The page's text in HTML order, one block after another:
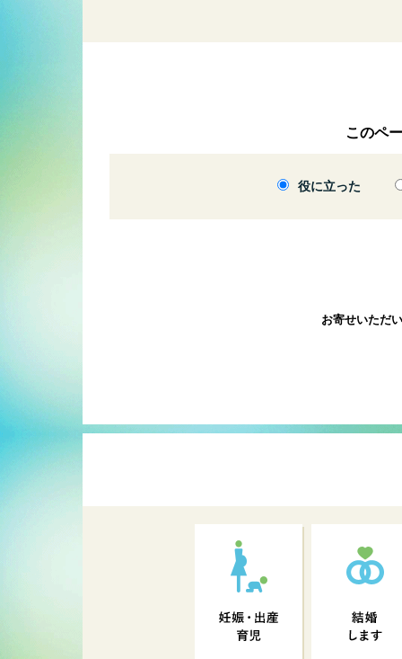
このペ
役に立った
お寄せいただ